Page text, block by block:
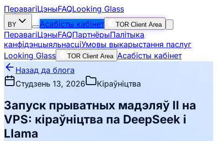
ПеравагіЦэныFAQLooking Glass
BY Асабісты кабінет TOR Client Area
ПеравагіЦэныFAQПартнёрыПалітыка
канфідэнцыяльнасціУмовы выкарыстання паслуг
Looking Glass
TOR Client Area Асабісты кабінет
Назад да блога
Студзень 13, 2026
Кіраўніцтва
Запуск прыватных мадэляў ІІ на
VPS: кіраўніцтва па DeepSeek і
Llama